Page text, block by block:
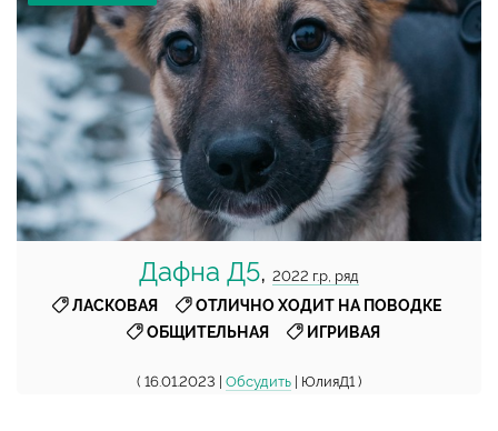
Дафна Д5, 2022 г.р, ряд
ЛАСКОВАЯ
ОТЛИЧНО ХОДИТ НА ПОВОДКЕ
ОБЩИТЕЛЬНАЯ ИГРИВАЯ
( 16.01.2023 | Обсудить | ЮлияД1 )